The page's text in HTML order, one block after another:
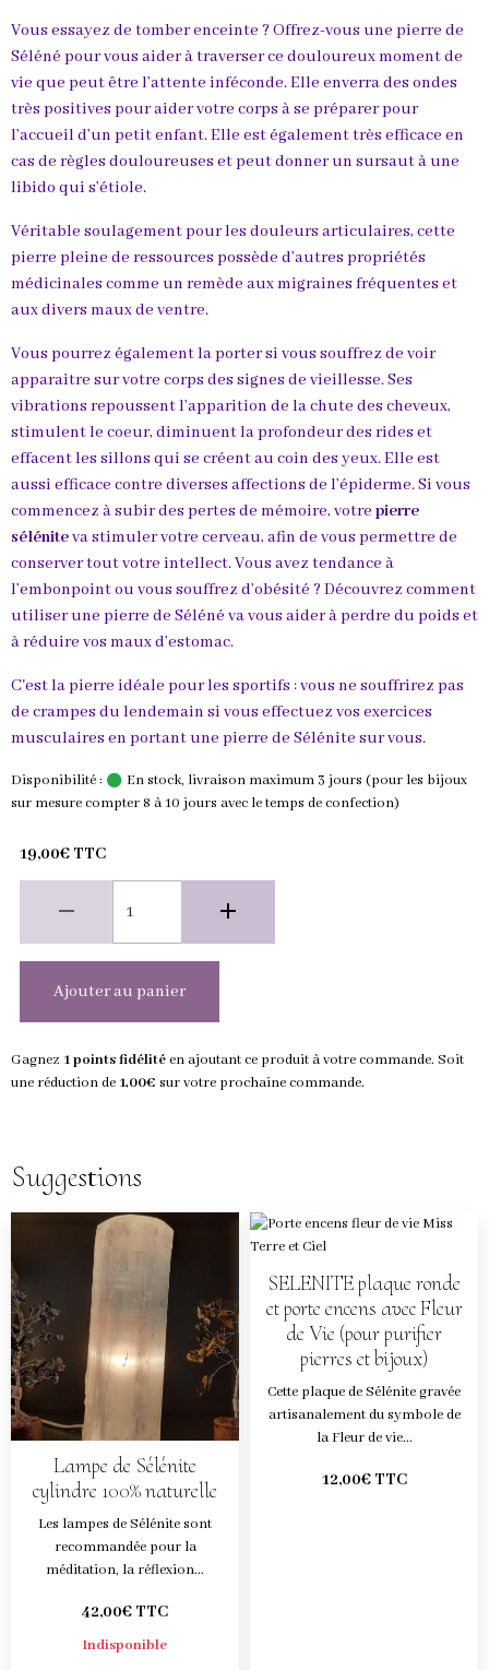
Vous essayez de tomber enceinte ? Offrez-vous une pierre de
Séléné pour vous aider à traverser ce douloureux moment de
vie que peut être l’attente inféconde. Elle enverra des ondes
très positives pour aider votre corps à se préparer pour
l’accueil d’un petit enfant. Elle est également très efficace en
cas de règles douloureuses et peut donner un sursaut à une
libido qui s’étiole.
Véritable soulagement pour les douleurs articulaires, cette
pierre pleine de ressources possède d’autres propriétés
médicinales comme un remède aux migraines fréquentes et
aux divers maux de ventre.
Vous pourrez également la porter si vous souffrez de voir
apparaitre sur votre corps des signes de vieillesse. Ses
vibrations repoussent l’apparition de la chute des cheveux,
stimulent le coeur, diminuent la profondeur des rides et
effacent les sillons qui se créent au coin des yeux. Elle est
aussi efficace contre diverses affections de l’épiderme. Si vous
commencez à subir des pertes de mémoire, votre pierre
séléniteva stimuler votre cerveau, afin de vous permettre de
conserver tout votre intellect. Vous avez tendance à
l’embonpoint ou vous souffrez d’obésité ? Découvrez comment
utiliser une pierre de Séléné va vous aider à perdre du poids et
à réduire vos maux d’estomac.
C'est la pierre idéale pour les sportifs : vous ne souffrirez pas
de crampes du lendemain si vous effectuez vos exercices
musculaires en portant une pierre de Sélénite sur vous.
Disponibilité :
En stock, livraison maximum 3 jours (pour les bijoux
sur mesure compter 8 à 10 jours avec le temps de confection)
19,00€ TTC
Ajouter au panier
Gagnez 1 points fidélitéen ajoutant ce produit à votre commande. Soit
une réduction de 1,00€ sur votre prochaine commande.
Suggestions
Lampe de Sélénite
cylindre 100% naturelle
Les lampes de Sélénite sont
recommandée pour la
méditation, la réflexion...
42,00€ TTC
Indisponible
SELENITE plaque ronde
et porte encens avec Fleur
de Vie (pour purifier
pierres et bijoux)
Cette plaque de Sélénite gravée
artisanalement du symbole de
la Fleur de vie...
12,00€ TTC